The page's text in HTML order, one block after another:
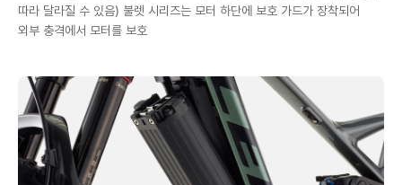
따라 달라질 수 있음) 불렛 시리즈는 모터 하단에 보호 가드가 장착되어
외부 충격에서 모터를 보호